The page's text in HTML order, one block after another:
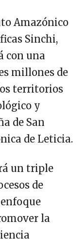
Amazónico
Sinchi,
con una
millones de
territorios
y
de San
de Leticia.
un triple
de
la